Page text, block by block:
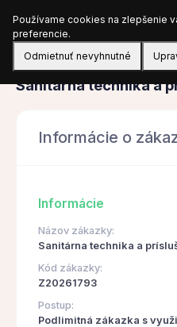
Obstarávanie
Sanitárna technika a
Informácie o
Informácie
Názov zákazky:
Sanitárna technika a
Kód zákazky:
Z20261793
Postup:
Podlimitná zákazka s
Používame cookies na zlepšenie
preferencie.
Odmietnuť nevyhnutné